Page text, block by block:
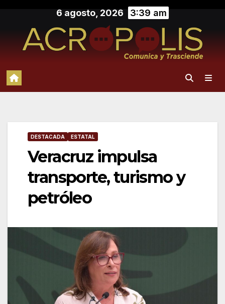
contenido
6 agosto, 2026 3:39 am
DESTACADA ESTATAL
Veracruz impulsa
transporte, turismo y
petróleo